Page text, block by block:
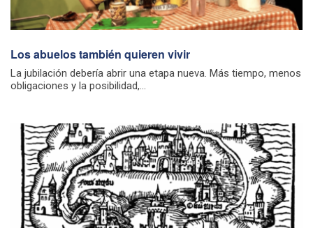
Los abuelos también quieren vivir
La jubilación debería abrir una etapa nueva. Más tiempo, menos
obligaciones y la posibilidad,...